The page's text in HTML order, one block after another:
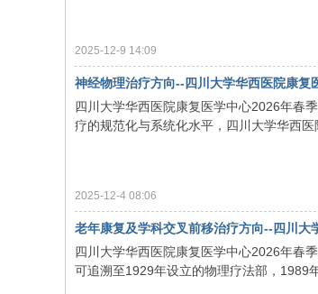
心
2025-12-9 14:09
神经物理治疗方向--四川大学华西医院康复
四川大学华西医院康复医学中心2026年春
疗的规范化与系统化水平，四川大学华西
2025-12-4 08:06
老年康复及学科交叉前移治疗方向--四川
四川大学华西医院康复医学中心2026年春
可追溯至1929年设立的物理疗法部，1989